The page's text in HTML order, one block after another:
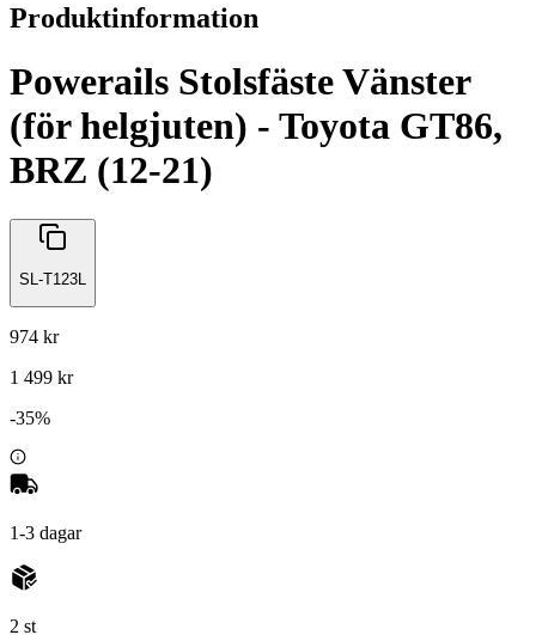
Produktinformation
Powerails Stolsfäste Vänster
(för helgjuten) - Toyota GT86,
BRZ (12-21)
SL-T123L
974 kr
1 499 kr
-35%
1-3 dagar
2 st